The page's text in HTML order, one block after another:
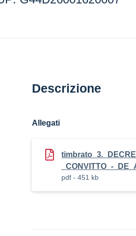
Descrizione
Allegati
_CONVITTO_-
pdf - 451 kb